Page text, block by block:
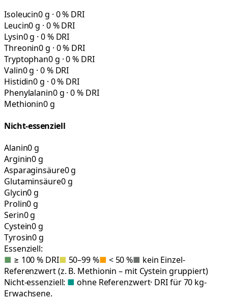
Isoleucin0 g · 0 % DRI
Leucin0 g · 0 % DRI
Lysin0 g · 0 % DRI
Threonin0 g · 0 % DRI
Tryptophan0 g · 0 % DRI
Valin0 g · 0 % DRI
Histidin0 g · 0 % DRI
Phenylalanin0 g · 0 % DRI
Methionin0 g
Nicht-essenziell
Alanin0 g
Arginin0 g
Asparaginsäure0 g
Glutaminsäure0 g
Glycin0 g
Prolin0 g
Serin0 g
Cystein0 g
Tyrosin0 g
Essenziell:
■ ≥ 100 % DRI■ 50–99 %■ < 50 %■ kein Einzel-
Referenzwert (z. B. Methionin – mit Cystein gruppiert)
Nicht-essenziell: ■ ohne Referenzwert· DRI für 70 kg-
Erwachsene.